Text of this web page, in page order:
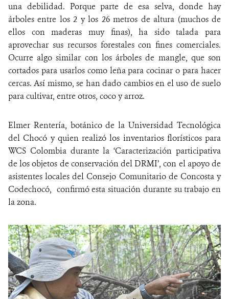
una debilidad. Porque parte de esa selva, donde hay
árboles entre los 2 y los 26 metros de altura (muchos de
ellos con maderas muy finas), ha sido talada para
aprovechar sus recursos forestales con fines comerciales.
Ocurre algo similar con los árboles de mangle, que son
cortados para usarlos como leña para cocinar o para hacer
cercas. Así mismo, se han dado cambios en el uso de suelo
para cultivar, entre otros, coco y arroz.
Elmer Rentería, botánico de la Universidad Tecnológica
del Chocó y quien realizó los inventarios florísticos para
WCS Colombia durante la ‘Caracterización participativa
de los objetos de conservación del DRMI’, con el apoyo de
asistentes locales del Consejo Comunitario de Concosta y
Codechocó, confirmó esta situación durante su trabajo en
la zona.